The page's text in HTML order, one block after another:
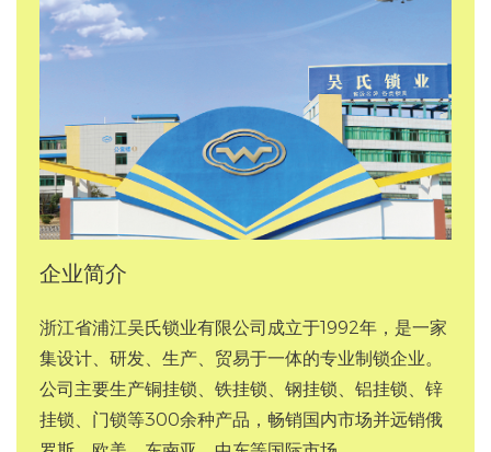
企业简介
浙江省浦江吴氏锁业有限公司成立于1992年，是一家
集设计、研发、生产、贸易于一体的专业制锁企业。
公司主要生产铜挂锁、铁挂锁、钢挂锁、铝挂锁、锌
挂锁、门锁等300余种产品，畅销国内市场并远销俄